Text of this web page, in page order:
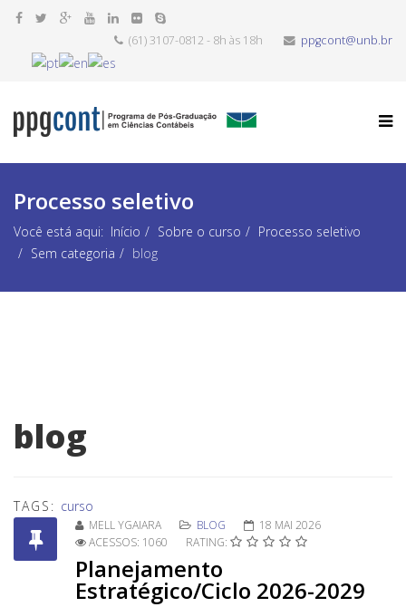
(61) 3107-0812 - 8h às 18h ppgcont@unb.br
Processo seletivo
Você está aqui: Início Sobre o curso
Processo seletivo
Sem categoria
blog
blog
TAGS: curso
MELL YGAIARA BLOG
18 MAI 2026
ACESSOS: 1060
RATING:
Planejamento
Estratégico/Ciclo 2026-2029